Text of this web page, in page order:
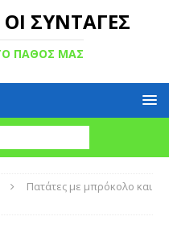
ΣΥΝΤΑΓΕΣ
ΠΑΘΟΣ ΜΑΣ
Πατάτες με μπρόκολο και